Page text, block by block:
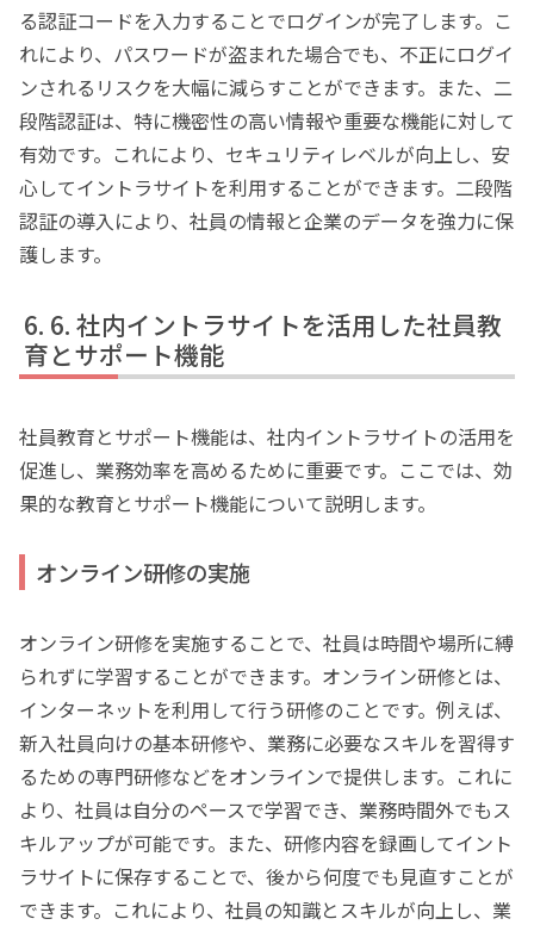
る認証コードを入力することでログインが完了します。こ
れにより、パスワードが盗まれた場合でも、不正にログイ
ンされるリスクを大幅に減らすことができます。また、二
段階認証は、特に機密性の高い情報や重要な機能に対して
有効です。これにより、セキュリティレベルが向上し、安
心してイントラサイトを利用することができます。二段階
認証の導入により、社員の情報と企業のデータを強力に保
護します。
6. 社内イントラサイトを活用した社員教
育とサポート機能
社員教育とサポート機能は、社内イントラサイトの活用を
促進し、業務効率を高めるために重要です。ここでは、効
果的な教育とサポート機能について説明します。
オンライン研修の実施
オンライン研修を実施することで、社員は時間や場所に縛
られずに学習することができます。オンライン研修とは、
インターネットを利用して行う研修のことです。例えば、
新入社員向けの基本研修や、業務に必要なスキルを習得す
るための専門研修などをオンラインで提供します。これに
より、社員は自分のペースで学習でき、業務時間外でもス
キルアップが可能です。また、研修内容を録画してイント
ラサイトに保存することで、後から何度でも見直すことが
できます。これにより、社員の知識とスキルが向上し、業